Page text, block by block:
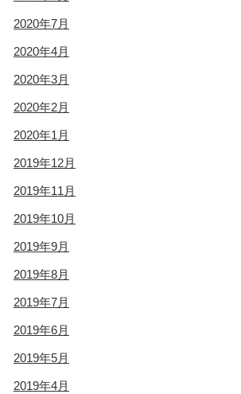
2020年7月
2020年4月
2020年3月
2020年2月
2020年1月
2019年12月
2019年11月
2019年10月
2019年9月
2019年8月
2019年7月
2019年6月
2019年5月
2019年4月